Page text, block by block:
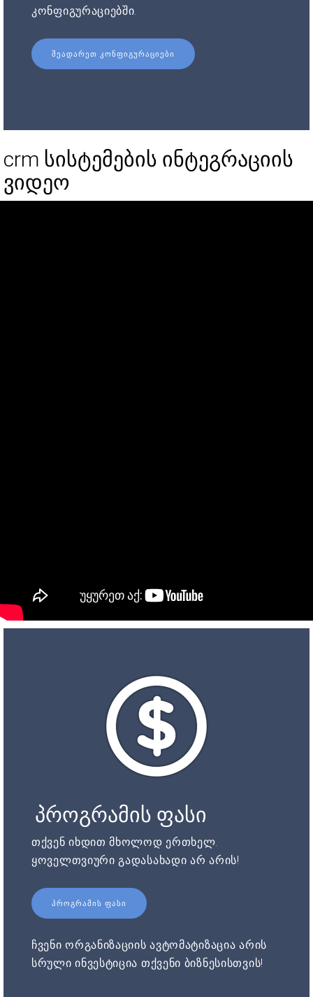
კონფიგურაციებში.
ᲨᲔᲐᲓᲐᲠᲔᲗ ᲙᲝᲜᲤᲘᲒᲣᲠᲐᲪᲘᲔᲑᲘ
crm სისტემების ინტეგრაციის
ვიდეო
პროგრამის ფასი
თქვენ იხდით მხოლოდ ერთხელ.
ყოველთვიური გადასახადი არ არის!
ᲞᲠᲝᲒᲠᲐᲛᲘᲡ ᲤᲐᲡᲘ
ჩვენი ორგანიზაციის ავტომატიზაცია არის
სრული ინვესტიცია თქვენი ბიზნესისთვის!